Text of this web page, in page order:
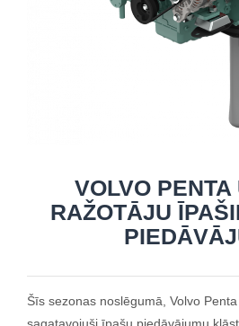
VOLVO PENTA
RAŽOTĀJU
Šīs sezonas noslēgumā, Volvo